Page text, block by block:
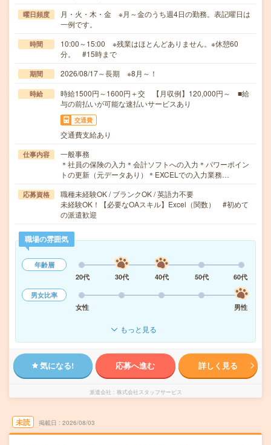
曜日頻度
月・火・木・金 ※月～金のうち週4日の勤務。表記曜日は
一例です。
時間
10:00～15:00 ※残業はほとんどありません。※休憩60
分。 #15時まで
期間 2026/08/17～長期 ※8月～！
時給
時給1500円～1600円＋交 【月収例】120,000円～ ■給
与の前払いが可能な速払いサービスあり
交通費
交通費支給あり
仕事内容
一般事務
＊社員の保険の入力＊会計ソフトへの入力＊パワーポイン
トの更新（元データあり）＊EXCELでの入力業務…
応募資格
職種未経験OK / ブランクOK / 英語力不要
未経験OK！【必要なOAスキル】Excel（関数） #初めて
の派遣歓迎
職場の雰囲気
年齢層
20代
30代 40代 50代
60代
男女比率
女性
男性
もっと見る
気になる! 応募へ進む 詳しく見る
派遣会社 株式会社スタッフサービス
未読 掲載日 2026/08/03